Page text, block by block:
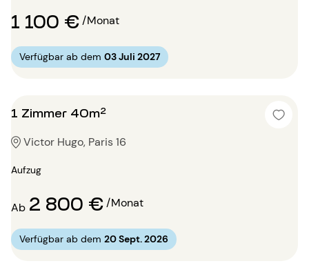
1 100 €/Monat
Verfügbar ab dem 03 Juli 2027
1 Zimmer 40m²
Victor Hugo, Paris 16
Aufzug
Ab 2 800 €/Monat
Verfügbar ab dem 20 Sept. 2026